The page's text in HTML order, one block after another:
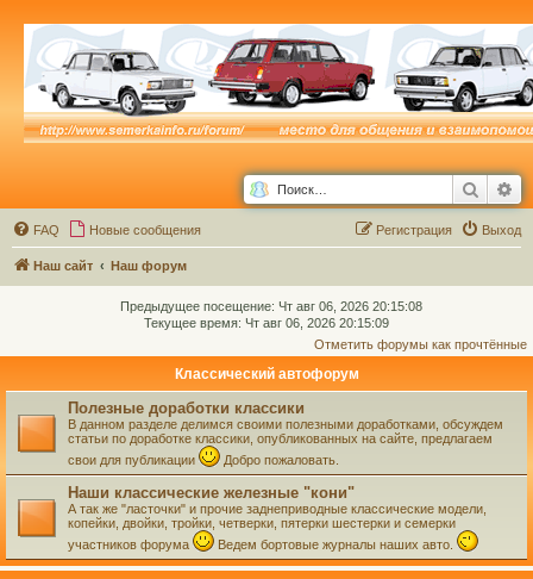
Поиск
FAQ Новые сообщения Выход
Регистрация
Наш сайт Наш форум
Предыдущее посещение: Чт авг 06, 2026 20:15:08
Текущее время: Чт авг 06, 2026 20:15:09
Отметить форумы как прочтённые
Классический автофорум
Полезные доработки классики
В данном разделе делимся своими полезными доработками, обсуждем
статьи по доработке классики, опубликованных на сайте, предлагаем
свои для публикации
Добро пожаловать.
Наши классические железные "кони"
А так же "ласточки" и прочие заднеприводные классические модели,
копейки, двойки, тройки, четверки, пятерки шестерки и семерки
участников форума
Ведем бортовые журналы наших авто.